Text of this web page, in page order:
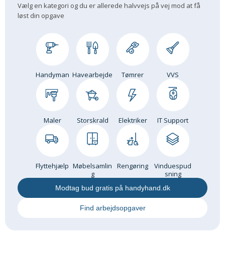
Vælg en kategori og du er allerede halvvejs på vej mod at få
løst din opgave
Handyman Havearbejde Tømrer VVS
Maler Storskrald Elektriker IT Support
Flyttehjælp Møbelsamlin
g
Rengøring
Vinduespud
sning
Modtag bud gratis på handyhand.dk
Find arbejdsopgaver